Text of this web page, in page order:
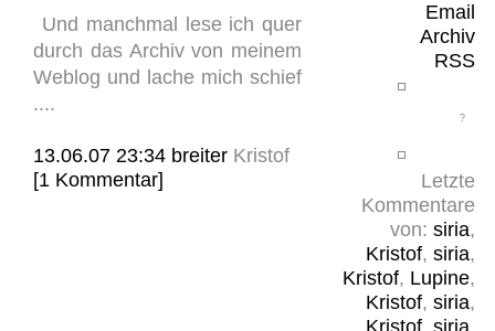
Email
Archiv
RSS
Letzte
Kommentare
von: siria,
Kristof, siria,
Kristof, Lupine,
Kristof, siria,
Kristof, siria,
Und manchmal lese ich quer
durch das Archiv von meinem
Weblog und lache mich schief
....
13.06.07 23:34 breiter Kristof
[1 Kommentar]